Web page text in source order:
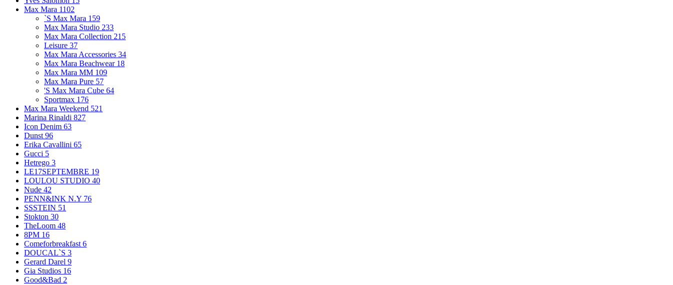
Max Mara 1102
`S Max Mara 159
Max Mara Studio 233
Max Mara Collection 215
Leisure 37
Max Mara Accessories 34
Max Mara Beachwear 18
Max Mara MM 109
Max Mara Pure 57
'S Max Mara Cube 64
Sportmax 176
Max Mara Weekend 521
Marina Rinaldi 827
Icon Denim 63
Dunst 96
Erika Cavallini 65
Gucci 5
Hetrego 3
LE17SEPTEMBRE 19
LOULOU STUDIO 40
Nude 42
PENN&INK N.Y 76
SSSTEIN 51
Stokton 30
TheLoom 48
8PM 16
Comeforbreakfast 6
DOUCAL`S 3
Gerard Darel 9
Gia Studios 16
Good&Bad 2